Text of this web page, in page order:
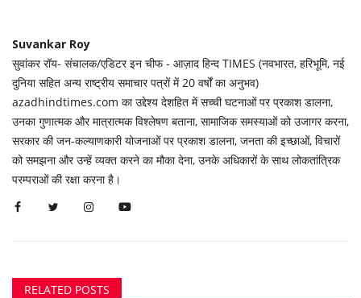
Suvankar Roy
सुवांकर रॉय- संचालक/एडिटर इन चीफ - आज़ाद हिन्द TIMES (नवभारत, हरिभूमि, नई
दुनिया सहित अन्य राष्ट्रीय समाचार पत्रों में 20 वर्षों का अनुभव)
azadhindtimes.com का उद्देश्य देशहित में सच्ची घटनाओं पर प्रकाश डालना,
उनका गुणात्मक और मात्रात्मक विश्लेषण बताना, सामाजिक समस्याओं को उजागर करना,
सरकार की जन-कल्याणकारी योजनाओं पर प्रकाश डालना, जनता की इच्छाओं, विचारों
को समझना और उन्हें व्यक्त करने का मौका देना, उनके अधिकारों के साथ लोकतांत्रिक
परम्पराओं की रक्षा करना है।
RELATED POSTS